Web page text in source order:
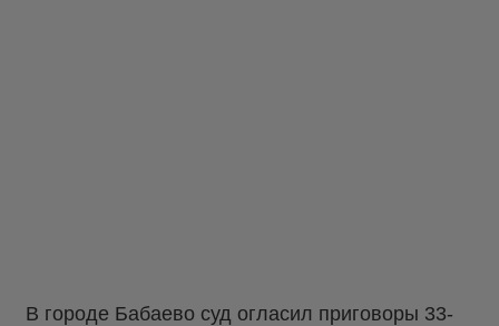
В городе Бабаево суд огласил приговоры 33-